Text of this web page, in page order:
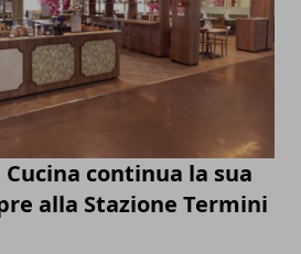
Cucina continua la sua
alla Stazione Termini